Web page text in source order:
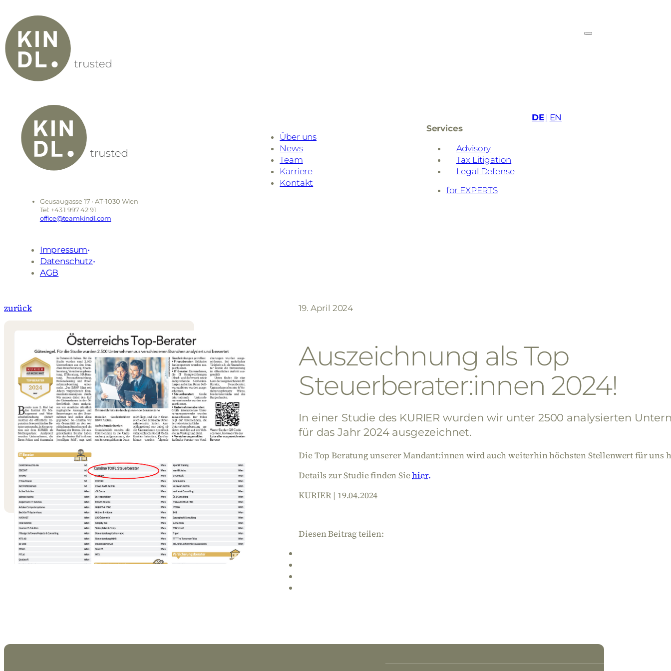
DE EN
Geusaugasse 17 • AT–1030 Wien
Tel: +43 1 997 42 91
office@teamkindl.com
Impressum
Datenschutz
AGB
Über uns
News
Team
Karriere
Kontakt
Services
Advisory
Tax Litigation
Legal Defense
for EXPERTS
zurück 19. April 2024
Auszeichnung als Top
Steuerberater:innen 2024!
In einer Studie des KURIER wurden wir unter 2500 analysierten
für das Jahr 2024 ausgezeichnet.
Die Top Beratung unserer Mandant:innen wird auch weiterhin höchsten Stellenwert für uns
Details zur Studie finden Siehier.
KURIER | 19.04.2024
Diesen Beitrag teilen: